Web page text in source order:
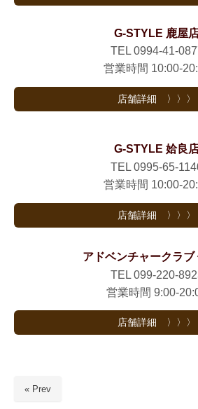
G-STYLE 鹿屋
TEL 0994-41-
営業時間 10:00-
店舗詳細 〉〉〉
G-STYLE 姶良
TEL 0995-65-
営業時間 10:00-
店舗詳細 〉〉〉
アドベンチャークラブ
TEL 099-220-
営業時間 9:00-
店舗詳細 〉〉〉
« Prev